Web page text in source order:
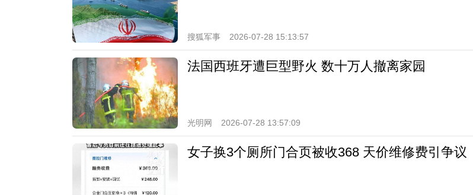
搜狐军事 2026-07-28 15:13:57
法国西班牙遭巨型野火 数十万人撤离家园
光明网 2026-07-28 13:57:09
女子换3个厕所门合页被收368 天价维修费引争议